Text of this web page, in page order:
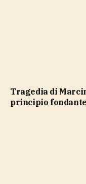
Tragedia di Marcinelle, Mattarella: “Sicurezza,
principio fondante